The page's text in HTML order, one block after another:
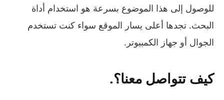
للوصول إلى هذا الموضوع بسرعة هو استخدام أداة
البحث. تجدها أعلى يسار الموقع سواء كنت تستخدم
الجوال أو جهاز الكمبيوتر.
كيف تتواصل معنا؟.